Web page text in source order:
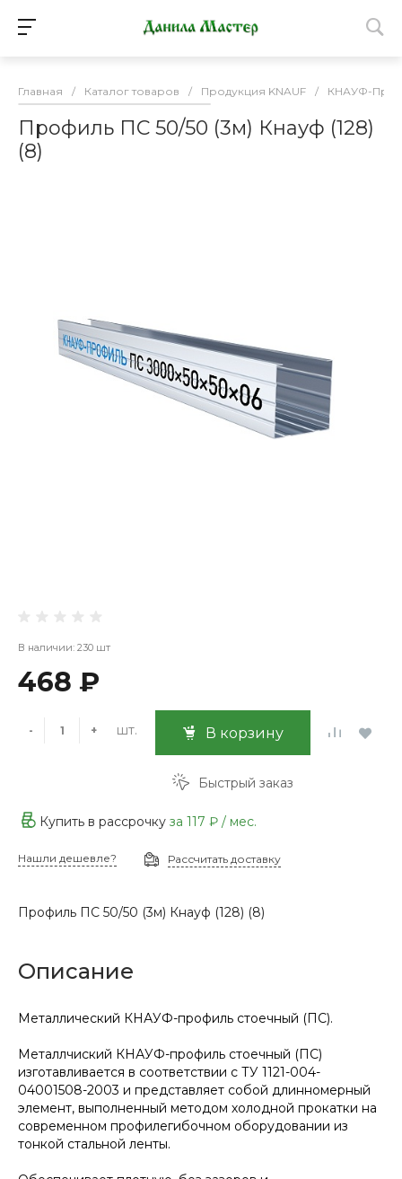
Главная / Каталог товаров / Продукция KNAUF / КНАУФ-
Профиль ПС 50/50 (3м) Кнауф (128)
(8)
В наличии: 230 шт
468 ₽
- + шт. В корзину
Быстрый заказ
Купить в рассрочку за 117 ₽ / мес.
Нашли дешевле? Рассчитать доставку
Профиль ПС 50/50 (3м) Кнауф (128) (8)
Описание
Металлический КНАУФ-профиль стоечный (ПС).
Металлчиский КНАУФ-профиль стоечный (ПС)
изготавливается в соответствии с ТУ 1121-004-
04001508-2003 и представляет собой длинномерный
элемент, выполненный методом холодной прокатки на
современном профилегибочном оборудовании из
тонкой стальной ленты.